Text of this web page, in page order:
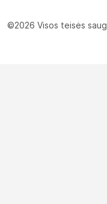
©2026 Visos teisės